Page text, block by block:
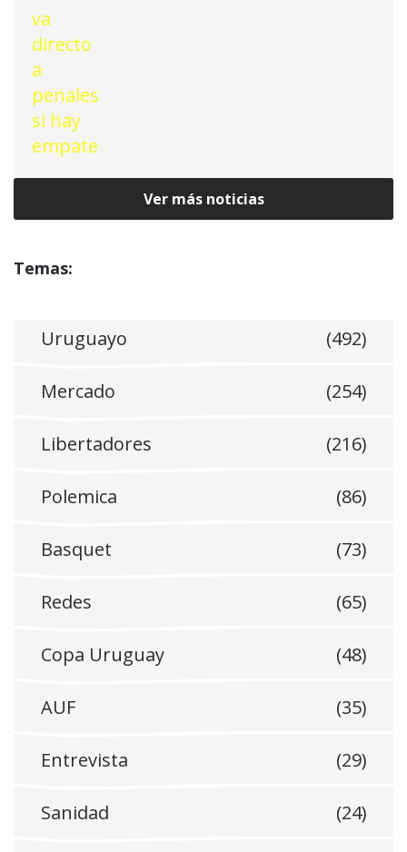
Ver más noticias
Temas:
Uruguayo (492)
Mercado (254)
Libertadores (216)
Polemica (86)
Basquet (73)
Redes (65)
Copa Uruguay (48)
AUF (35)
Entrevista (29)
Sanidad (24)